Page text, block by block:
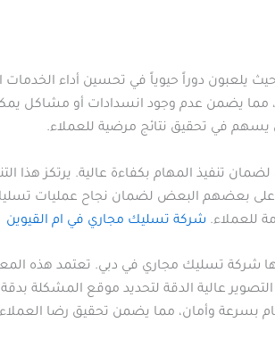
يلعبون دوراً حيوياً في تحسين أداء
يضمن عدم وجود انسدادات أو مشاكل يمكن
يسهم في تحقيق نتائج مرضية للعملاء.
تنفيذ المهام بكفاءة عالية. يرتكز هذا
على بعضهم البعض لضمان نجاح عمليات
للعملاء. شركة تسليك مجاري في ام القيوين
شركة تسليك مجاري في دبي. تعتمد هذه
عالية الدقة لتحديد موقع المشكلة
بسرعة وأمان، مما يضمن تحقيق رضا